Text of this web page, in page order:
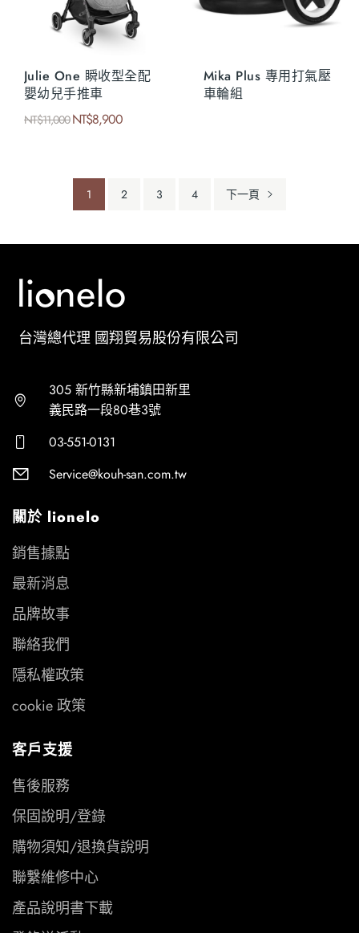
Julie One 瞬收型全配
嬰幼兒手推車
NT$11,000 NT$8,900
Mika Plus 專用打氣壓
車輪組
1 2 3 4 下一頁
台灣總代理 國翔貿易股份有限公司
305 新竹縣新埔鎮田新里
義民路一段80巷3號
03-551-0131
Service@kouh-san.com.tw
關於 lionelo
銷售據點
最新消息
品牌故事
聯絡我們
隱私權政策
cookie 政策
客戶支援
售後服務
保固說明/登錄
購物須知/退換貨說明
聯繫維修中心
產品說明書下載